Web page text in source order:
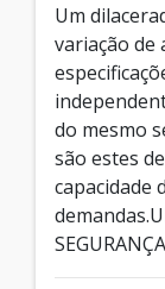
Um
variação de
do mesmo
são estes
capacidade